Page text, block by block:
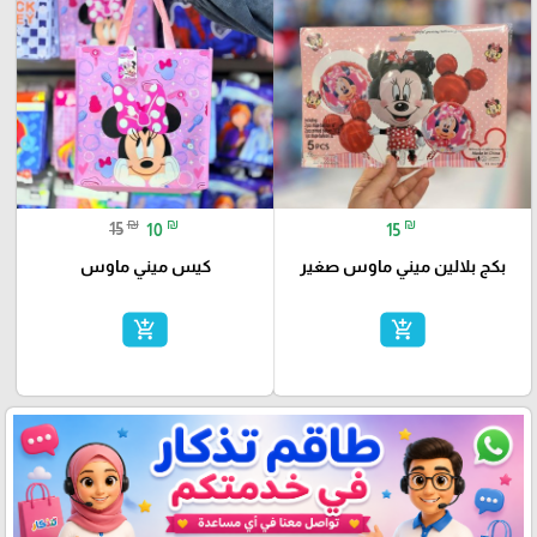
15 ₪
بكج بلالين ميني ماوس صغير
add_shopping_cart
15 ₪ 10 ₪
كيس ميني ماوس
add_shopping_cart